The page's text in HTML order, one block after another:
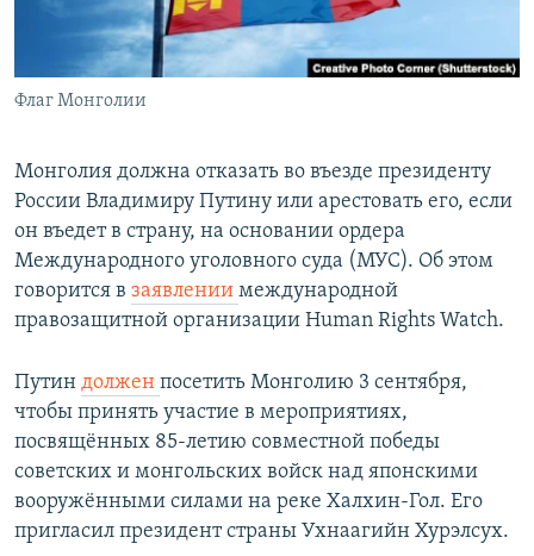
Флаг Монголии
Монголия должна отказать во въезде президенту
России Владимиру Путину или арестовать его, если
он въедет в страну, на основании ордера
Международного уголовного суда (МУС). Об этом
говорится в заявлении международной
правозащитной организации Human Rights Watch.
Путин должен посетить Монголию 3 сентября,
чтобы принять участие в мероприятиях,
посвящённых 85-летию совместной победы
советских и монгольских войск над японскими
вооружёнными силами на реке Халхин-Гол. Его
пригласил президент страны Ухнаагийн Хурэлсух.